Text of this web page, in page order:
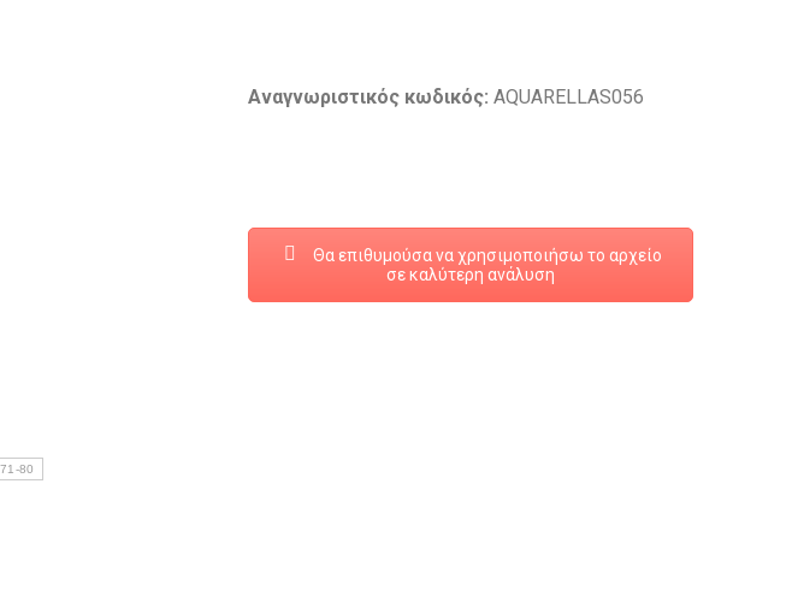
Αναγνωριστικός κωδικός: AQUARELLAS056
Θα επιθυμούσα να χρησιμοποιήσω το αρχείο
σε καλύτερη ανάλυση
80